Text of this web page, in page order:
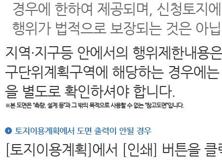
경우에 한하여 제공되며, 신청토지
행위가 법적으로 보장되는 것은 아
지역·지구등 안에서의 행위제한내용
구단위계획구역에 해당하는 경우에
을 별도로 확인하셔야 합니다.
※본 도면은“측량, 설계 등”과 그 밖의 목적으로 사용할 수 없는 “참고도면”입니다.
토지이용계획에서 도면 출력이 안될 경우
[토지이용계획]에서 [인쇄] 버튼을